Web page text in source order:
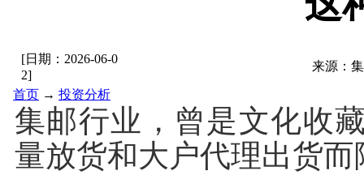
[日期： 2026-06-0
2]
来源：
首页 → 投资分析
集邮行业，曾是文化收
量放货和大户代理出货